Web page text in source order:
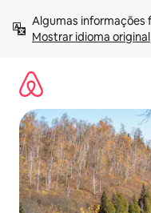
para
Mostrar idioma original